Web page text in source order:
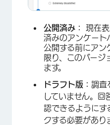
公開済み：
現在
済みのアンケート
公開する前にアン
限り、このバージ
ます。
ドラフト版： 調査
していません。回
認できるようにす
クする必要があり